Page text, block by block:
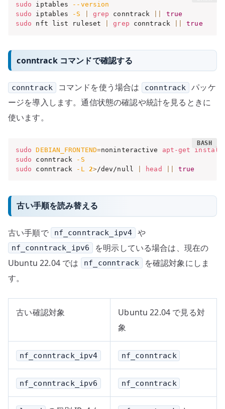
sudo iptables
--version
sudo iptables -S grep conntrack
true
sudo nft list ruleset grep conntrack true
conntrack コマンドで確認する
conntrack コマンドを使う場合は conntrack
パッケ
ージを導入します。通信状態の確認や統計を見るときに
使います。
sudo DEBIAN_FRONTEND=noninteractive apt-get
install
sudo conntrack
-S
sudo conntrack -L 2>/dev/null head true
古い手順を読み替える
古い手順で nf_conntrack_ipv4 や
nf_conntrack_ipv6
を明示している場合は、現在の
Ubuntu 22.04 では
nf_conntrack
を確認対象にしま
す。
古い確認対象
Ubuntu 22.04 で見る対
象
nf_conntrack_ipv4 nf_conntrack
nf_conntrack_ipv6 nf_conntrack